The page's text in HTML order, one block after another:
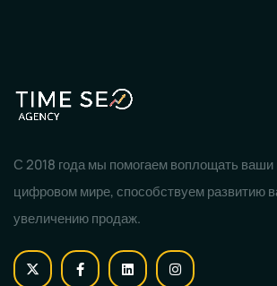
С 2018 года мы помогаем воплощать
цифровом мире, способствуем развитию
увеличению продаж.